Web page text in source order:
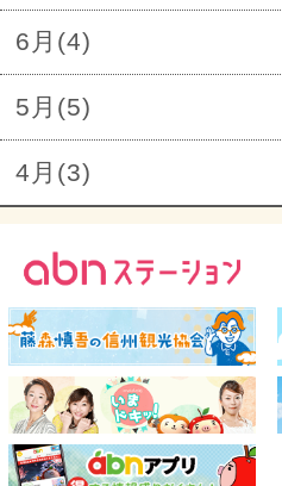
6月(4)
5月(5)
4月(3)